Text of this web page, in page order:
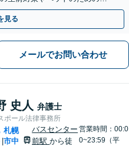
隊前駅8分】
見る
メールでお問い合わせ
史人 弁護士
ポール法律事務所
|
札幌
市中
バスセンター
前駅から徒
営業時間：00:0
0~23:59（平